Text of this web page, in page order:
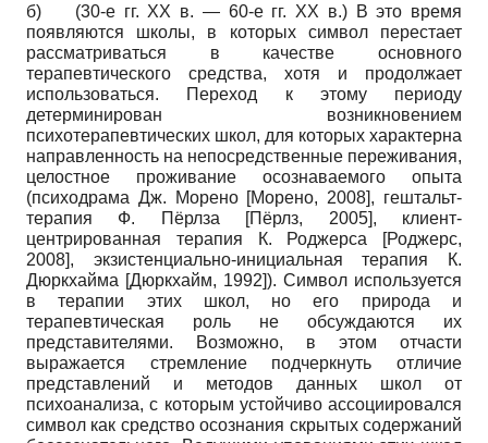
б) (30-е гг. XX в. — 60-е гг. XX в.) В это время
появляются школы, в которых символ перестает
рассматриваться в качестве основного
терапевтического средства, хотя и продолжает
использоваться. Переход к этому периоду
детерминирован возникновением
психотерапевтических школ, для которых характерна
направленность на непосредственные переживания,
целостное проживание осознаваемого опыта
(психодрама Дж. Морено [Морено, 2008], гештальт-
терапия Ф. Пёрлза [Пёрлз, 2005], клиент-
центрированная терапия К. Роджерса [Роджерс,
2008], экзистенциально-инициальная терапия К.
Дюркхайма [Дюркхайм, 1992]). Символ используется
в терапии этих школ, но его природа и
терапевтическая роль не обсуждаются их
представителями. Возможно, в этом отчасти
выражается стремление подчеркнуть отличие
представлений и методов данных школ от
психоанализа, с которым устойчиво ассоциировался
символ как средство осознания скрытых содер­жаний